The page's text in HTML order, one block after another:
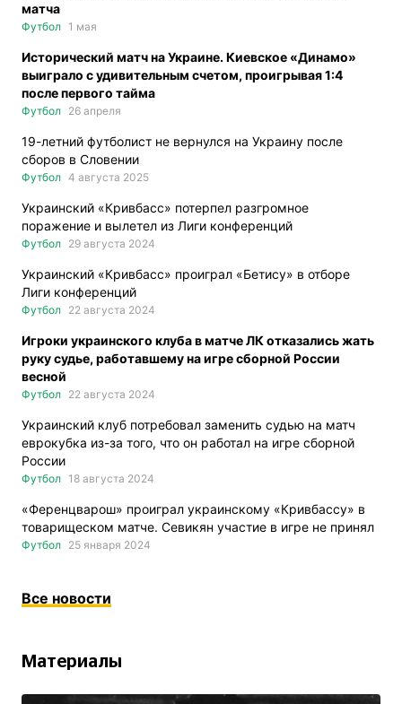
матча
Футбол 1 мая
Исторический матч на Украине. Киевское «Динамо»
выиграло с удивительным счетом, проигрывая 1:4
после первого тайма
Футбол 26 апреля
19-летний футболист не вернулся на Украину после
сборов в Словении
Футбол 4 августа 2025
Украинский «Кривбасс» потерпел разгромное
поражение и вылетел из Лиги конференций
Футбол 29 августа 2024
Украинский «Кривбасс» проиграл «Бетису» в отборе
Лиги конференций
Футбол 22 августа 2024
Игроки украинского клуба в матче ЛК отказались жать
руку судье, работавшему на игре сборной России
весной
Футбол 22 августа 2024
Украинский клуб потребовал заменить судью на матч
еврокубка из-за того, что он работал на игре сборной
России
Футбол 18 августа 2024
«Ференцварош» проиграл украинскому «Кривбассу» в
товарищеском матче. Севикян участие в игре не принял
Футбол 25 января 2024
Все новости
Материалы